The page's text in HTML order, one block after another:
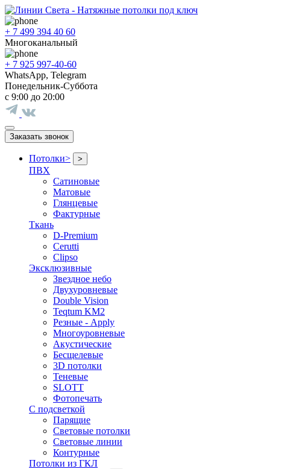
+ 7 499 394 40 60
Многоканальный
+ 7 925 997-40-60
WhatsApp, Telegram
Понедельник-Суббота
с 9:00 до 20:00
Заказать звонок
Потолки> >
ПВХ
Сатиновые
Матовые
Глянцевые
Фактурные
Ткань
D-Premium
Cerutti
Clipso
Эксклюзивные
Звездное небо
Двухуровневые
Double Vision
Teqtum KM2
Резные - Apply
Многоуровневые
Акустические
Бесщелевые
3D потолки
Теневые
SLOTT
Фотопечать
С подсветкой
Парящие
Световые потолки
Световые линии
Контурные
Потолки из ГКЛ